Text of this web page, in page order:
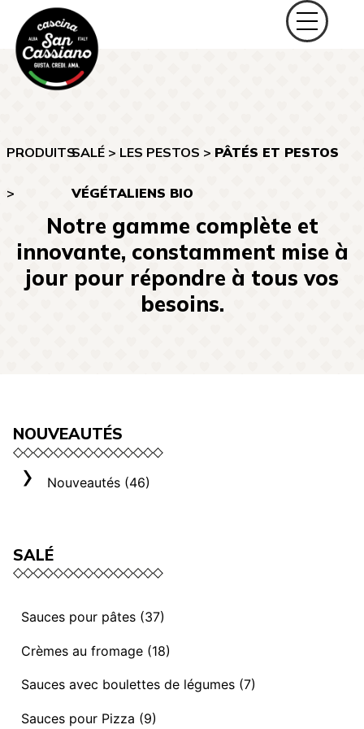
PRODUITS
>
SALÉ > LES PESTOS > PÂTÉS ET PESTOS
VÉGÉTALIENS BIO
Notre gamme complète et
innovante, constamment mise à
jour pour répondre à tous vos
besoins.
NOUVEAUTÉS
Nouveautés (46)
SALÉ
Sauces pour pâtes (37)
Sauces et ragoûts végétaliens (13)
Sauces “ I mediterranei” (3)
Sauces et ragoûts (14)
Crèmes au fromage (18)
Sélection Rome (3)
Crèmes au fromage (8)
Sauces avec boulettes de légumes (7)
Sauces avec Boulettes de légumes (7)
Sauces pour Pizza (9)